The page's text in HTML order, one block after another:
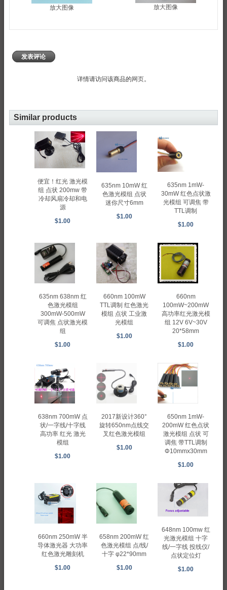
放大图像 放大图像
发表评论
详情请访问该商品的 网页。
Similar products
便宜！红光 激光模
组 点状 200mw 带
冷却风扇冷却和电
源
$1.00
635nm 10mW 红
色激光模组 点状
迷你尺寸6mm
$1.00
635nm 1mW-
30mW 红色点状激
光模组 可调焦 带
TTL调制
$1.00
635nm 638nm 红
色激光模组
300mW-500mW
可调焦 点状激光模
组
$1.00
660nm 100mW
TTL调制 红色激光
模组 点状 工业激
光模组
$1.00
660nm
100mW~200mW
高功率红光激光模
组 12V 6V~30V
20*58mm
$1.00
638nm 700mW 点
状/一字线/十字线
高功率 红光 激光
模组
$1.00
2017新设计360°
旋转650nm点线交
叉红色激光模组
$1.00
650nm 1mW-
200mW 红色点状
激光模组 点状 可
调焦 带TTL调制
Φ10mmx30mm
$1.00
660nm 250mW 半
导体激光器 大功率
红色激光雕刻机
$1.00
658nm 200mW 红
色激光模组 点/线/
十字 φ22*90mm
$1.00
648nm 100mw 红
光激光模组 十字
线/一字线 投线仪/
点状定位灯
$1.00